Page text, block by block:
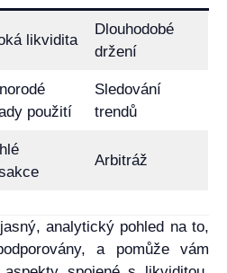
likvidita
Dlouhodobé
držení
použití
Sledování
trendů
Arbitráž
analytický pohled na to,
a pomůže vám